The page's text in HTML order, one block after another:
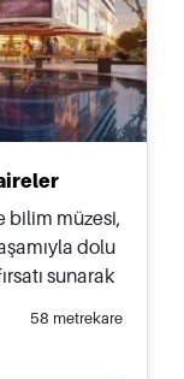
bilim müzesi,
dolu
sunarak
getirmeyi
58 metrekare